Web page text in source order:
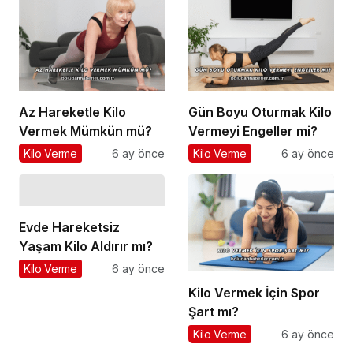
Az Hareketle Kilo
Vermek Mümkün mü?
Kilo Verme 6 ay önce
Gün Boyu Oturmak Kilo
Vermeyi Engeller mi?
Kilo Verme 6 ay önce
Evde Hareketsiz
Yaşam Kilo Aldırır mı?
Kilo Verme 6 ay önce
Kilo Vermek İçin Spor
Şart mı?
Kilo Verme 6 ay önce